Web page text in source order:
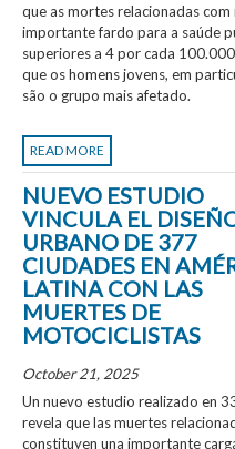
que as mortes relacionadas
importante fardo para a saúde
superiores a 4 por cada
que os homens jovens, em
são o grupo mais afetado.
READ MORE
NUEVO ESTUDIO
VINCULA EL
URBANO DE 377
CIUDADES EN
LATINA CON LAS
MUERTES DE
MOTOCICLISTAS
October 21, 2025
Un nuevo estudio realizado en
revela que las muertes
constituyen una importante